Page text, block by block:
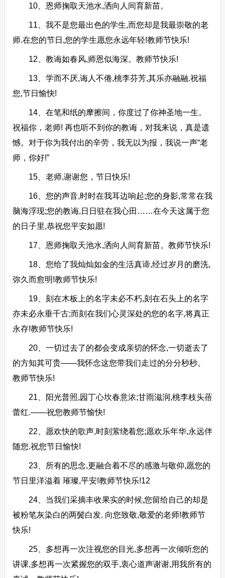
10、恩师掬取天池水,洒向人间育新苗。
11、我不是您最出色的学生,而您却是我最崇敬的老
师.在您的节日,您的学生愿您永远年轻!教师节快乐!
12、教诲如春风,师恩似海深。教师节快乐!
13、学而不厌,诲人不倦,桃李芬芳,其乐亦融融.祝福
您,节日愉快!
14、在笔和纸的摩擦间，你度过了你神圣地一生。
祝福你，老师! 再也听不到你的教诲，对我来说，真是遗
憾。对于你为我付出的辛劳，我无以为报，我说一声“老
师，你好!”
15、老师,谢谢您，节日快乐!
16、您的声音,时时在我耳边响起;您的身影,常常在我
脑海浮现;您的教诲,日日驻在我心田……在今天这属于您
的日子里,恭祝您平安如愿!
17、恩师掬取天池水,洒向人间育新苗。教师节快乐!
18、您给了我灿灿如金的生活真谛,经过岁月的磨洗,
弥久而愈明!教师节快乐!
19、刻在木板上的名字未必不朽,刻在石头上的名字
亦未必永垂千古;而刻在我们心灵深处的您的名字,将真正
永存!教师节快乐!
20、一切过去了的都会变成亲切的怀念,一切逝去了
的方知其可贵——我怀念这您带我们走过的分分秒秒。
教师节快乐!
21、阳光普照,园丁心坎春意浓;甘雨滋润,桃李枝头蓓
蕾红.——祝您教师节愉快!
22、愿欢快的歌声,时刻萦绕着您;愿欢乐年华,永远伴
随您.祝您节日愉快!
23、所有的思念,更融合着不尽的感激与敬仰,愿您的
节日里洋溢着 璀璨,平安!教师节快乐!12
24、当我们采摘丰收果实的时候,您留给自己的却是
被粉笔灰染白的两鬓白发. 向您致敬,敬爱的老师!教师节
快乐!
25、多想再一次注视您的目光,多想再一次倾听您的
讲课,多想再一次紧握您的双手,衷心道声谢谢,用我所有的